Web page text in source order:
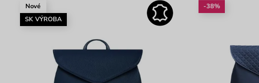
Nové
SK VÝROBA
-38%